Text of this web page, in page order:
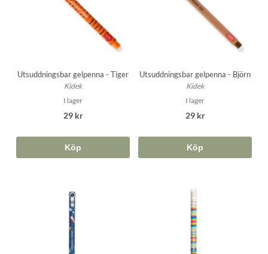
Utsuddningsbar gelpenna - Tiger
Kidek
I lager
29 kr
Köp
Utsuddningsbar gelpenna - Björn
Kidek
I lager
29 kr
Köp